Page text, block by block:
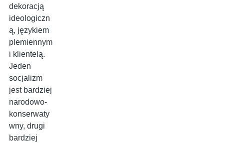
dekoracją
ideologiczn
ą, językiem
plemiennym
i klientelą.
Jeden
socjalizm
jest bardziej
narodowo-
konserwaty
wny, drugi
bardziej